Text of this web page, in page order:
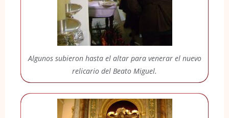
Algunos subieron hasta el altar para venerar el nuevo
relicario del Beato Miguel.